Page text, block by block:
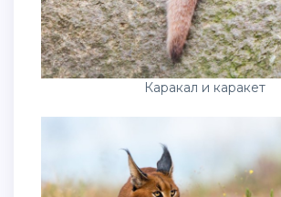
Каракал и каракет